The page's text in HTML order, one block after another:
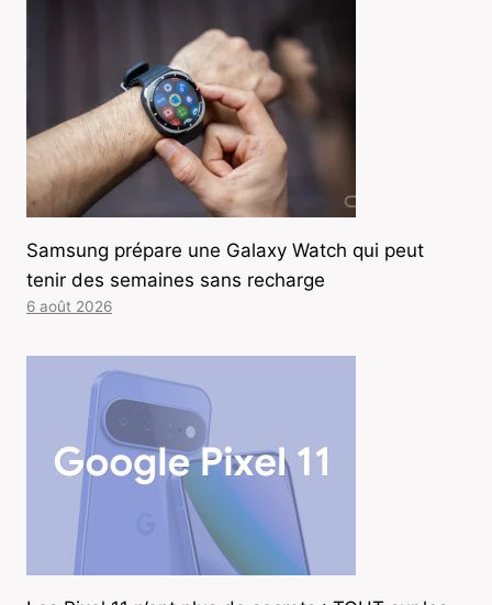
Samsung prépare une Galaxy Watch qui peut
tenir des semaines sans recharge
6 août 2026